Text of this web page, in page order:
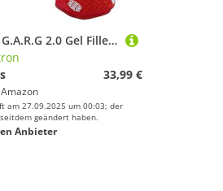
Seibertron G.A.R.G 2.0 Gel Filled Patentiert Anti-Impact Ultra-Stick Football Sports Receiver/Empfänger Handschuhe Gloves Adult Red S
33,99 €
Amazon
am 27.09.2025 um 00:03; der
geändert haben.
Anbieter